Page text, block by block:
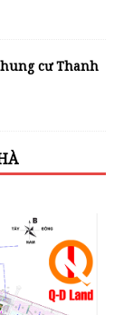
cư Thanh